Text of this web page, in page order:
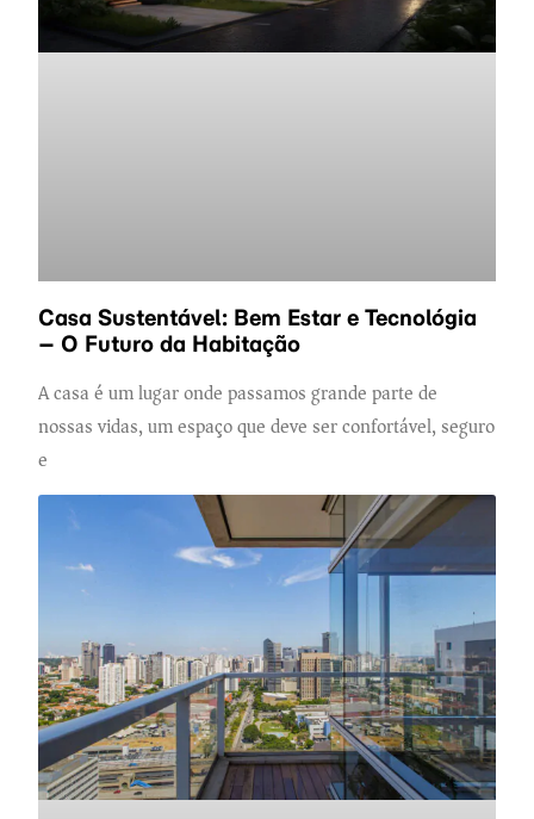
Casa Sustentável: Bem Estar e Tecnológia
– O Futuro da Habitação
A casa é um lugar onde passamos grande parte de
nossas vidas, um espaço que deve ser confortável, seguro
e